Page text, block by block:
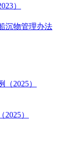
）
沉物管理办法
2025）
）